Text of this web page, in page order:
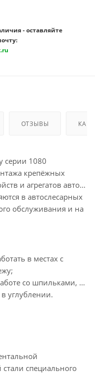
- оставляйте
ОТЗЫВЫ КАК
серии 1080
крепёжных
и агрегатов авто,
в автослесарных
обслуживания и на
в местах с
со шпильками, а
углублении.
специального